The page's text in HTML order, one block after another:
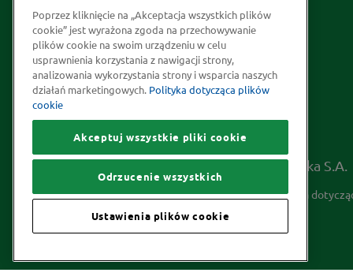
Skąd bierzemy nasze przyprawy
Strategia Podatkowa
Społeczna odpowiedzialność
Kakao odpowiedzialnie
pozyskiwane
Prawa autorskie © 2026 McCormick Polska S.A.
Informacje na temat ochrony prywatności Polityka
Poprzez kliknięcie na „Akceptacja wszystkich plików
cookie” jest wyrażona zgoda na przechowywanie
plików cookie na swoim urządzeniu w celu
usprawnienia korzystania z nawigacji strony,
analizowania wykorzystania strony i wsparcia naszych
działań marketingowych. Polityka dotycząca plików
cookie
Akceptuj wszystkie pliki cookie
Odrzucenie wszystkich
Ustawienia plików cookie